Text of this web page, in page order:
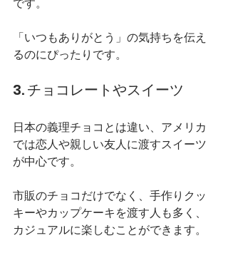
です。
「いつもありがとう」の気持ちを伝え
るのにぴったりです。
3. チョコレートやスイーツ
日本の義理チョコとは違い、アメリカ
では恋人や親しい友人に渡すスイーツ
が中心です。
市販のチョコだけでなく、手作りクッ
キーやカップケーキを渡す人も多く、
カジュアルに楽しむことができます。